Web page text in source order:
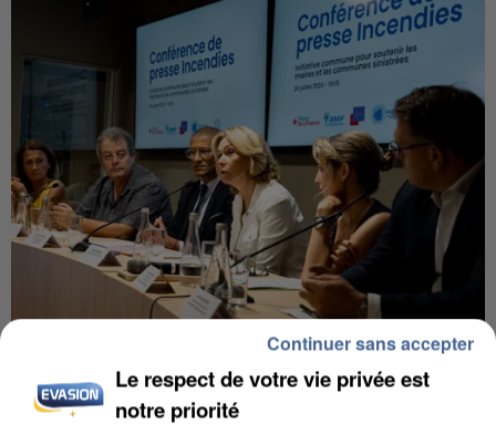
INCENDIES : L’ÎLE-DE-FRANCE LANCE UN ÉLAN
DE SOLIDARITÉ AVEC LES...
Le respect de votre vie privée est
notre priorité
Continuer sans accepter